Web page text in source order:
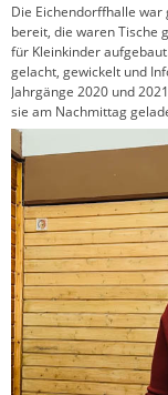
Die Eichendorffhalle war
bereit, die waren Tische
für Kleinkinder
gelacht, gewickelt und
Jahrgänge 2020 und
sie am Nachmittag